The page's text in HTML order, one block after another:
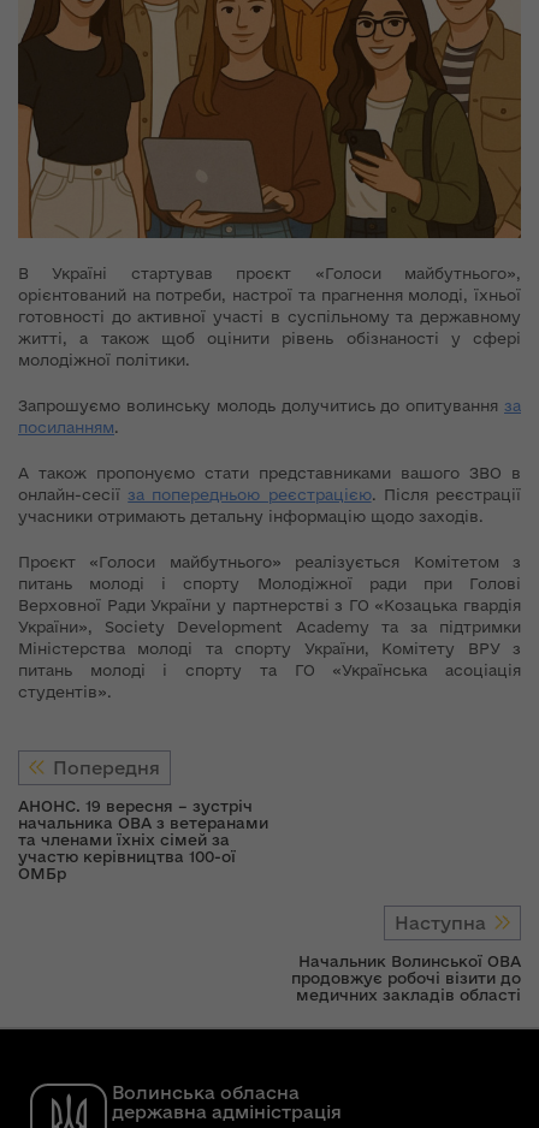
В Україні стартував проєкт «Голоси майбутнього»,
орієнтований на потреби, настрої та прагнення молоді, їхньої
готовності до активної участі в суспільному та державному
житті, а також щоб оцінити рівень обізнаності у сфері
молодіжної політики.
Запрошуємо волинську молодь долучитись до опитування за
посиланням.
А також пропонуємо стати представниками вашого ЗВО в
онлайн-сесіїза попередньою реєстрацією. Після реєстрації
учасники отримають детальну інформацію щодо заходів.
Проєкт «Голоси майбутнього» реалізується Комітетом з
питань молоді і спорту Молодіжної ради при Голові
Верховної Ради України у партнерстві з ГО «Козацька гвардія
України», Society Development Academy та за підтримки
Міністерства молоді та спорту України, Комітету ВРУ з
питань молоді і спорту та ГО «Українська асоціація
студентів».
Попередня
АНОНС. 19 вересня – зустріч
начальника ОВА з ветеранами
та членами їхніх сімей за
участю керівництва 100-ої
ОМБр
Наступна
Начальник Волинської ОВА
продовжує робочі візити до
медичних закладів області
Волинська обласна
державна адміністрація